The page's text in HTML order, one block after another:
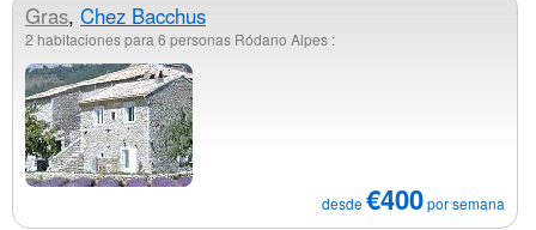
Gras, Chez Bacchus
2 habitaciones para 6 personas Ródano Alpes :
desde€400por semana